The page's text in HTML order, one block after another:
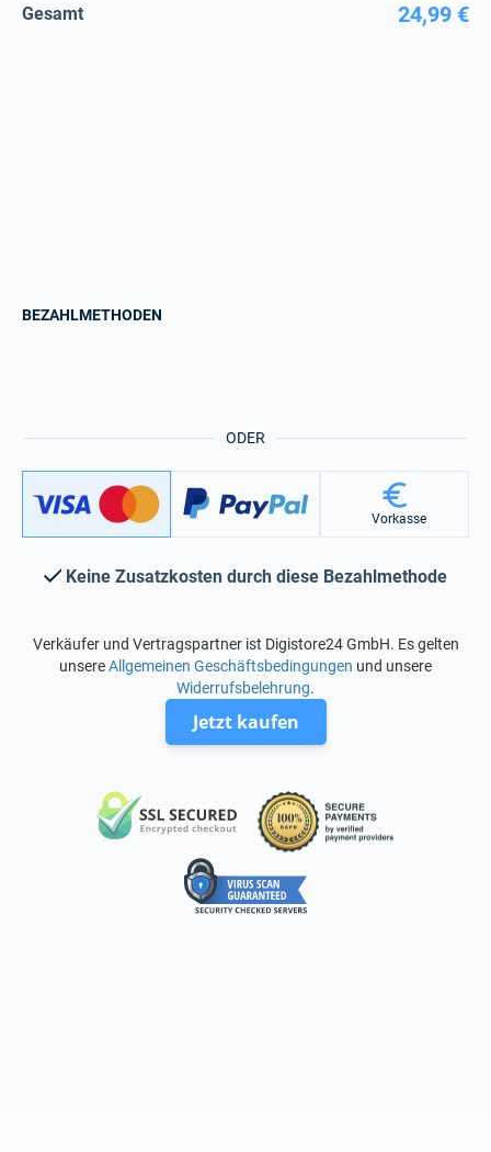
Gesamt 24,99 €
ODER
BEZAHLMETHODEN
Vorkasse
Keine Zusatzkosten durch diese Bezahlmethode
Verkäufer und Vertragspartner ist Digistore24 GmbH. Es gelten
unsereAllgemeinen Geschäftsbedingungen und unsere
Widerrufsbelehrung.
Jetzt kaufen